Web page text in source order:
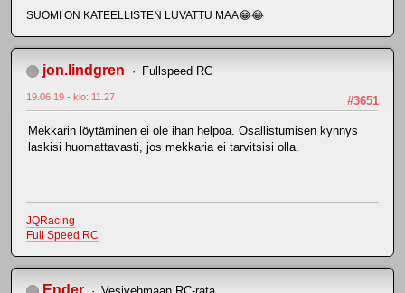
SUOMI ON KATEELLISTEN LUVATTU MAA😂😂
jon.lindgren Fullspeed RC
#3651
19.06.19 - klo: 11.27
Mekkarin löytäminen ei ole ihan helpoa. Osallistumisen kynnys
laskisi huomattavasti, jos mekkaria ei tarvitsisi olla.
JQRacing
Full Speed RC